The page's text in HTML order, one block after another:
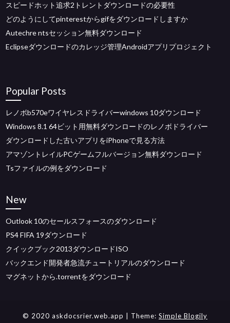
スピードホット追求2トレントダウンロードの必要性
どのようにしてpinterestからgifをダウンロードしますか
Autechre ntsセッション無料ダウンロード
Eclipseダウンロードのカレッジ管理Androidアプリプロジェクト
Popular Posts
レノボb570eワイヤレスドライバーwindows 10ダウンロード
Windows 8.1 64ビット用無料ダウンロードのレノボドライバー
ダウンロードした古いアプリをiPhoneで見る方法
アマゾントレイルPCゲームフルバージョン無料ダウンロード
Tsファイルの例をダウンロード
New
Outlook 10のセールスフォースのダウンロード
PS4 FIFA 19ダウンロード
クイックブック2013ダウンロードISO
バックエンド開発者急流チュートリアルのダウンロード
マグネットから.torrentをダウンロード
© 2020 askdocsrier.web.app | Theme: Simple Blogily